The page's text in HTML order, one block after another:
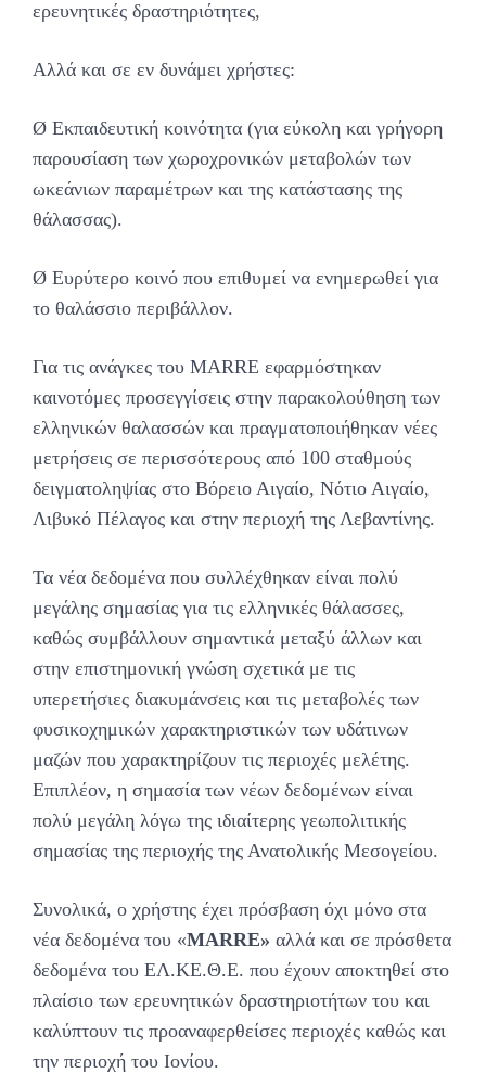
ερευνητικές δραστηριότητες,
Αλλά και σε εν δυνάμει χρήστες:
Ø Εκπαιδευτική κοινότητα (για εύκολη και γρήγορη
παρουσίαση των χωροχρονικών μεταβολών των
ωκεάνιων παραμέτρων και της κατάστασης της
θάλασσας).
Ø Ευρύτερο κοινό που επιθυμεί να ενημερωθεί για
το θαλάσσιο περιβάλλον.
Για τις ανάγκες του MARRE εφαρμόστηκαν
καινοτόμες προσεγγίσεις στην παρακολούθηση των
ελληνικών θαλασσών και πραγματοποιήθηκαν νέες
μετρήσεις σε περισσότερους από 100 σταθμούς
δειγματοληψίας στο Βόρειο Αιγαίο, Νότιο Αιγαίο,
Λιβυκό Πέλαγος και στην περιοχή της Λεβαντίνης.
Τα νέα δεδομένα που συλλέχθηκαν είναι πολύ
μεγάλης σημασίας για τις ελληνικές θάλασσες,
καθώς συμβάλλουν σημαντικά μεταξύ άλλων και
στην επιστημονική γνώση σχετικά με τις
υπερετήσιες διακυμάνσεις και τις μεταβολές των
φυσικοχημικών χαρακτηριστικών των υδάτινων
μαζών που χαρακτηρίζουν τις περιοχές μελέτης.
Επιπλέον, η σημασία των νέων δεδομένων είναι
πολύ μεγάλη λόγω της ιδιαίτερης γεωπολιτικής
σημασίας της περιοχής της Ανατολικής Μεσογείου.
Συνολικά, ο χρήστης έχει πρόσβαση όχι μόνο στα
νέα δεδομένα του «MARRE» αλλά και σε πρόσθετα
δεδομένα του ΕΛ.ΚΕ.Θ.Ε. που έχουν αποκτηθεί στο
πλαίσιο των ερευνητικών δραστηριοτήτων του και
καλύπτουν τις προαναφερθείσες περιοχές καθώς και
την περιοχή του Ιονίου.